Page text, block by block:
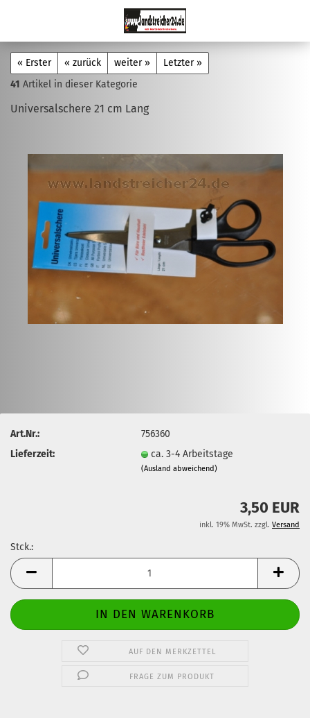
« Erster « zurück weiter »
Letzter »
41 Artikel in dieser Kategorie
Universalschere 21 cm Lang
Art.Nr.:
756360
Lieferzeit:
ca. 3-4 Arbeitstage
(Ausland abweichend)
3,50 EUR
inkl. 19% MwSt. zzgl. Versand
Stck.:
Stck.
AUF DEN MERKZETTEL
FRAGE ZUM PRODUKT